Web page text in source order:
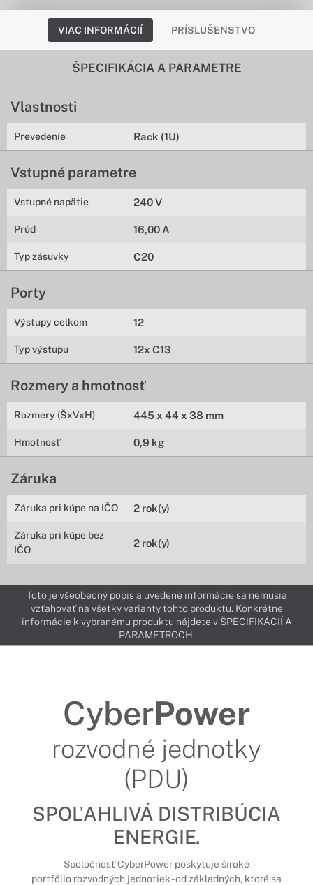
VIAC INFORMÁCIÍ PRÍSLUŠENSTVO
ŠPECIFIKÁCIA A PARAMETRE
Vlastnosti
Prevedenie Rack (1U)
Vstupné parametre
Vstupné napätie 240 V
Prúd 16,00 A
Typ zásuvky C20
Porty
Výstupy celkom 12
Typ výstupu 12x C13
Rozmery a hmotnosť
Rozmery (ŠxVxH) 445 x 44 x 38 mm
Hmotnosť 0,9 kg
Záruka
Záruka pri kúpe na IČO 2 rok(y)
Záruka pri kúpe bez
IČO
2 rok(y)
Toto je všeobecný popis a uvedené informácie sa nemusia
vzťahovať na všetky varianty tohto produktu. Konkrétne
informácie k vybranému produktu nájdete v ŠPECIFIKÁCIÍ A
PARAMETROCH.
CyberPower
rozvodné jednotky
(PDU)
SPOĽAHLIVÁ DISTRIBÚCIA
ENERGIE.
Spoločnosť CyberPower poskytuje široké
portfólio rozvodných jednotiek - od základných, ktoré sa